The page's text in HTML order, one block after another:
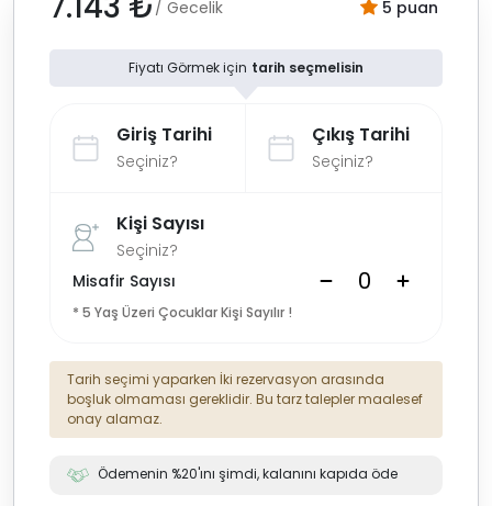
/ Gecelik 5 puan
tarih seçmelisin
Giriş Tarihi
Seçiniz?
Çıkış Tarihi
Seçiniz?
Kişi Sayısı
Seçiniz?
Misafir Sayısı
* 5 Yaş Üzeri Çocuklar Kişi Sayılır !
Tarih seçimi yaparken İki rezervasyon arasında
boşluk olmaması gereklidir. Bu tarz talepler maalesef
onay alamaz.
Ödemenin %20'ını şimdi, kalanını kapıda öde